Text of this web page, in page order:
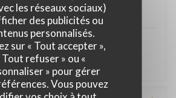
les réseaux sociaux)
des publicités ou
personnalisés.
sur « Tout accepter »,
Tout refuser » ou «
» pour gérer
Vous pouvez
: /5 Cuisine: 4/5 Qualité / Prix
zeer goede prijs kwaliteit,
aanradee